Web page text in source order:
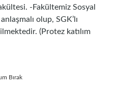
-Fakültemiz Sosyal
olup, SGK’lı
(Protez katılım
Bırak